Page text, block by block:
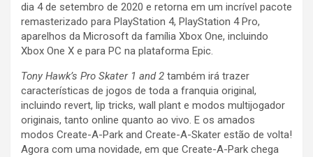
dia 4 de setembro de 2020 e retorna em um incrível pacote
remasterizado para PlayStation 4, PlayStation 4 Pro,
aparelhos da Microsoft da família Xbox One, incluindo
Xbox One X e para PC na plataforma Epic.
Tony Hawk’s Pro Skater 1 and 2 também irá trazer
características de jogos de toda a franquia original,
incluindo revert, lip tricks, wall plant e modos multijogador
originais, tanto online quanto ao vivo. E os amados
modos Create-A-Park and Create-A-Skater estão de volta!
Agora com uma novidade, em que Create-A-Park chega